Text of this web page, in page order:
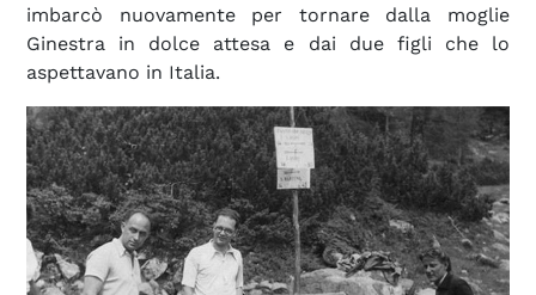
imbarcò nuovamente per tornare dalla moglie
Ginestra in dolce attesa e dai due figli che lo
aspettavano in Italia.